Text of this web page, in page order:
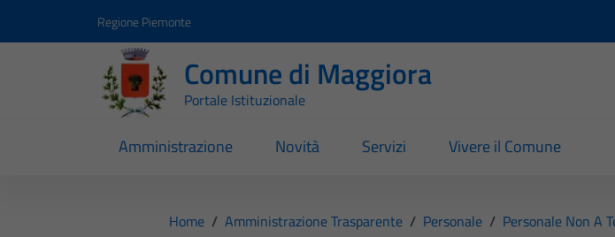
Regione Piemonte
Comune di Maggiora
Portale Istituzionale
Amministrazione Novità Servizi Vivere il Comune
Home / Amministrazione Trasparente / Personale / Personale Non A